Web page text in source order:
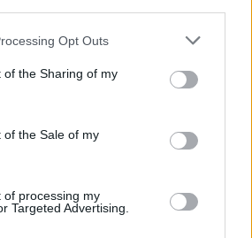
Opt Outs
of the Sharing of my
of the Sale of my
of processing my
Targeted Advertising.
αλλά και στους
σημασία που έχει να μένεις
ανθρώπους της».
εκδήλωσης, ο συγγραφέας
υπέγραψε επί τρίωρο
σε εκατοντάδες συμπολίτες
τους ολάκερη τη ζωή του